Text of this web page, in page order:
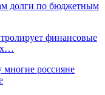
долги по бюджетным
финансовые
многие россияне